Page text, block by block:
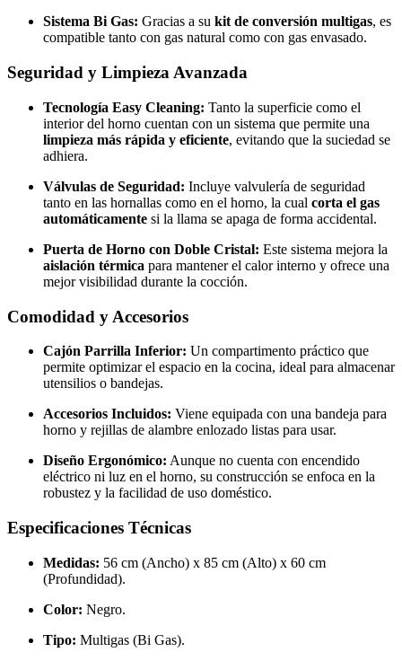
Sistema Bi Gas: Gracias a su kit de conversión multigas, es
compatible tanto con gas natural como con gas envasado.
Seguridad y Limpieza Avanzada
Tecnología Easy Cleaning: Tanto la superficie como el
interior del horno cuentan con un sistema que permite una
limpieza más rápida y eficiente, evitando que la suciedad se
adhiera.
Válvulas de Seguridad: Incluye valvulería de seguridad
tanto en las hornallas como en el horno, la cual corta el gas
automáticamente si la llama se apaga de forma accidental.
Puerta de Horno con Doble Cristal: Este sistema mejora la
aislación térmica para mantener el calor interno y ofrece una
mejor visibilidad durante la cocción.
Comodidad y Accesorios
Cajón Parrilla Inferior: Un compartimento práctico que
permite optimizar el espacio en la cocina, ideal para almacenar
utensilios o bandejas.
Accesorios Incluidos: Viene equipada con una bandeja para
horno y rejillas de alambre enlozado listas para usar.
Diseño Ergonómico: Aunque no cuenta con encendido
eléctrico ni luz en el horno, su construcción se enfoca en la
robustez y la facilidad de uso doméstico.
Especificaciones Técnicas
Medidas: 56 cm (Ancho) x 85 cm (Alto) x 60 cm
(Profundidad).
Color: Negro.
Tipo: Multigas (Bi Gas).